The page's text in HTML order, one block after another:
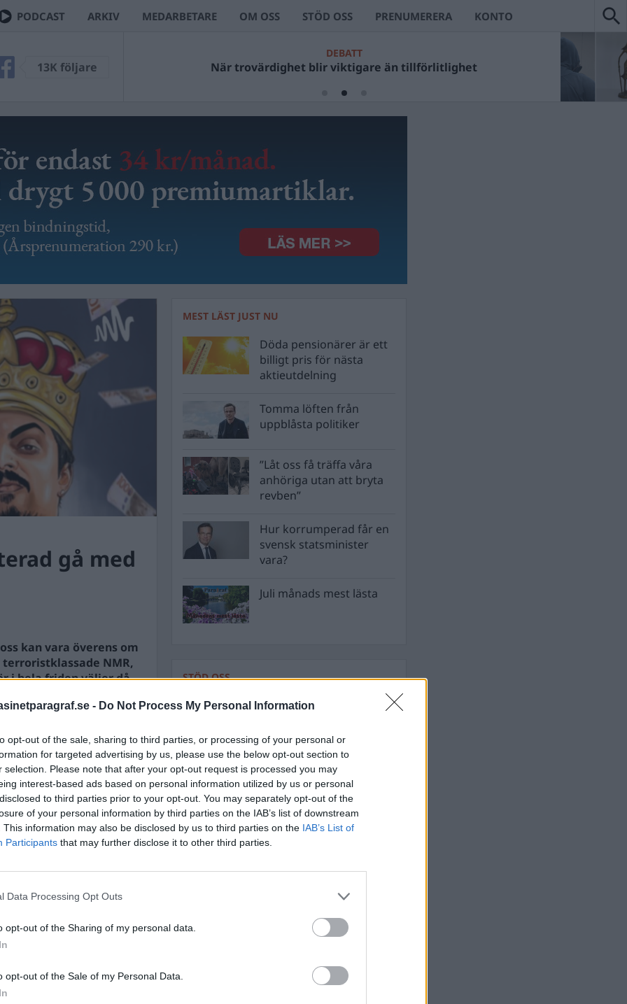
- Do Not Process My Personal Information
opt-out of the sale, sharing to third parties, or processing of your personal or
for targeted advertising by us, please use the below opt-out section to
selection. Please note that after your opt-out request is processed you may
interest-based ads based on personal information utilized by us or personal
to third parties prior to your opt-out. You may separately opt-out of the
of your personal information by third parties on the IAB’s list of downstream
This information may also be disclosed by us to third parties on the IAB’s List of
Participants that may further disclose it to other third parties.
Data Processing Opt Outs
opt-out of the Sharing of my personal data.
opt-out of the Sale of my Personal Data.
PODCAST ARKIV MEDARBETARE OM OSS STÖD OSS PRENUMERERA KONTO
13K följare
DEBATT
När trovärdighet blir viktigare än tillförlitlighet
gå med
kan vara överens om
NMR,
i hela friden väljer då
Ett varnande
”Guldtand”
MEST LÄST JUST NU
Döda pensionärer är ett
billigt pris för nästa
aktieutdelning
Tomma löften från
uppblåsta politiker
”Låt oss få träffa våra
anhöriga utan att bryta
revben”
Hur korrumperad får en
svensk statsminister
vara?
Juli månads mest lästa
STÖD OSS
Stöd Para§raf – magasinet som hatas av
PRENUMERERA PÅ PARA§RAFS NYHETSBREV
Andreas
Börje
Carlsson
Börje R P Carlsson
Ebba Busch